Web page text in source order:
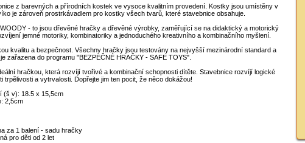
z barevných a přírodních kostek ve vysoce kvalitním provedení. Kostky jsou umístěny v
je zároveň prostrkávadlem pro kostky všech tvarů, které stavebnice obsahuje.
- to jsou dřevěné hračky a dřevěné výrobky, zaměřující se na didaktický a motorický
jemné motoriky, kombinatoriky a jednoduchého kreativního a kombinačního myšlení.
kvalitu a bezpečnost. Všechny hračky jsou testovány na nejvyšší mezinárodní standard a
zařazena do programu "BEZPEČNÉ HRAČKY - SAFE TOYS".
hračkou, která rozvíjí tvořivé a kombinační schopnosti dítěte. Stavebnice rozvíjí logické
trpělivosti a vytrvalosti. Dopřejte jim ten pocit, že něco dokážou!
(š v): 18.5 x 15,5cm
2,5cm
za 1 balení - sadu hračky
pro děti od 2 let